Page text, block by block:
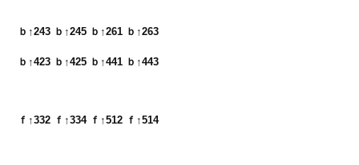
ｂ↑243 ｂ↑245 ｂ↑261 ｂ↑263
ｂ↑423 ｂ↑425 ｂ↑441 ｂ↑443
ｆ↑332 ｆ↑334 ｆ↑512 ｆ↑514